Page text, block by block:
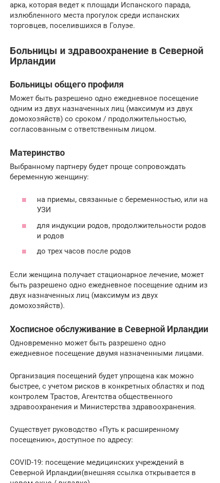
арка, которая ведет к площади Испанского парада,
излюбленного места прогулок среди испанских
торговцев, поселившихся в Голуэе.
Больницы и здравоохранение в Северной
Ирландии
Больницы общего профиля
Может быть разрешено одно ежедневное посещение
одним из двух назначенных лиц (максимум из двух
домохозяйств) со сроком / продолжительностью,
согласованным с ответственным лицом.
Материнство
Выбранному партнеру будет проще сопровождать
беременную женщину:
на приемы, связанные с беременностью, или на
УЗИ
для индукции родов, продолжительности родов
и родов
до трех часов после родов
Если женщина получает стационарное лечение, может
быть разрешено одно ежедневное посещение одним из
двух назначенных лиц (максимум из двух
домохозяйств).
Хосписное обслуживание в Северной Ирландии
Одновременно может быть разрешено одно
ежедневное посещение двумя назначенными лицами.
Организация посещений будет упрощена как можно
быстрее, с учетом рисков в конкретных областях и под
контролем Трастов, Агентства общественного
здравоохранения и Министерства здравоохранения.
Существует руководство «Путь к расширенному
посещению», доступное по адресу:
COVID-19: посещение медицинских учреждений в
Северной Ирландии(внешняя ссылка открывается в